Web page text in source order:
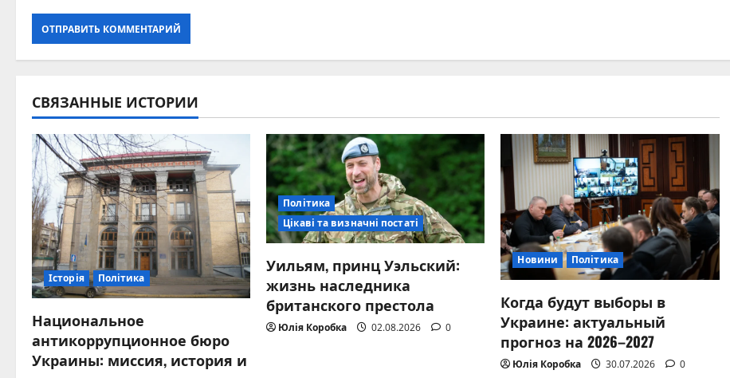
СВЯЗАННЫЕ ИСТОРИИ
Історія Політика
Национальное
антикоррупционное бюро
Украины: миссия, история и
Політика
Цікаві та визначні постаті
Уильям, принц Уэльский:
жизнь наследника
британского престола
Юлія Коробка 02.08.2026 0
Новини Політика
Когда будут выборы в
Украине: актуальный
прогноз на 2026–2027
Юлія Коробка 30.07.2026 0